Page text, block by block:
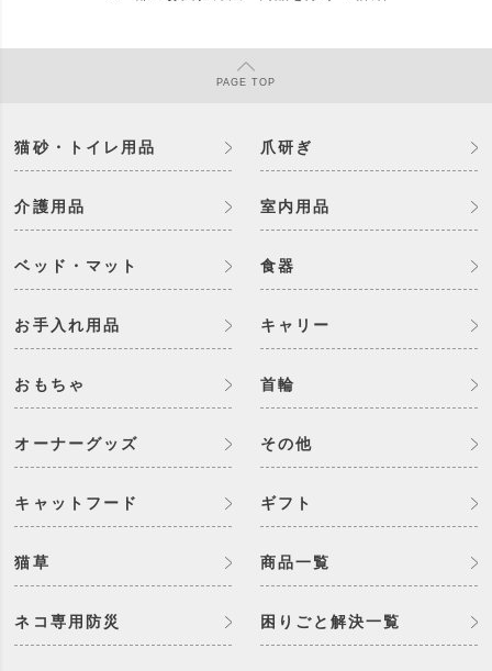
PAGETOP
猫砂・トイレ用品 爪研ぎ
介護用品 室内用品
ベッド・マット 食器
お手入れ用品 キャリー
おもちゃ 首輪
オーナーグッズ
キャットフード
猫草
ネコ専用防災
その他
ギフト
商品一覧
困りごと解決一覧